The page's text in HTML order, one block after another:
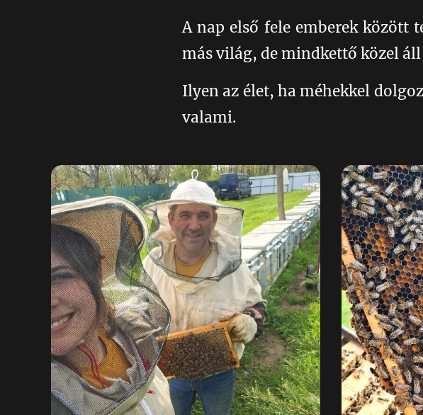
A nap első fele emberek között
más világ, de mindkettő közel
Ilyen az élet, ha méhekkel
valami. 💛